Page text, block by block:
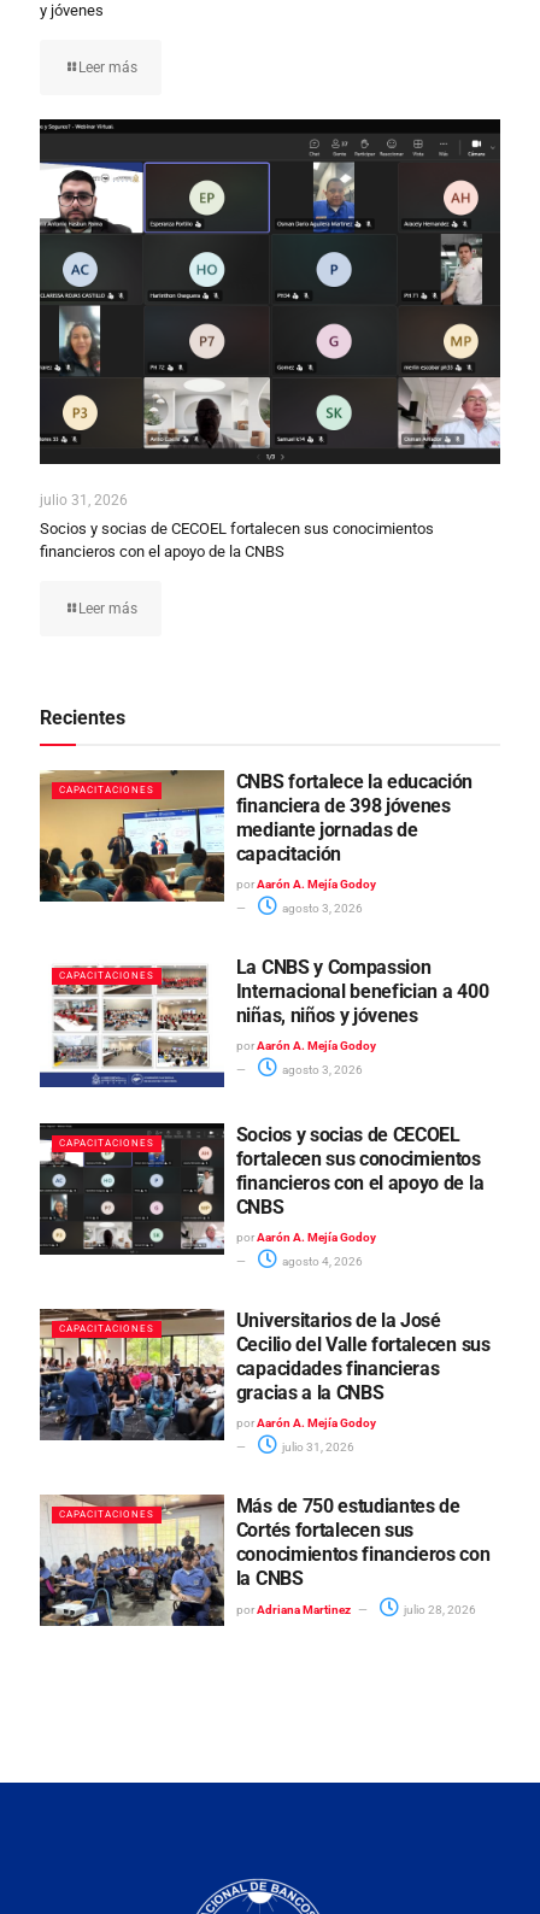
y jóvenes
Leer más
julio 31, 2026
Socios y socias de CECOEL fortalecen sus conocimientos
financieros con el apoyo de la CNBS
Leer más
Recientes
CAPACITACIONES
CNBS fortalece la educación
financiera de 398 jóvenes
mediante jornadas de
capacitación
por Aarón A. Mejía Godoy
agosto 3, 2026
CAPACITACIONES
La CNBS y Compassion
Internacional benefician a 400
niñas, niños y jóvenes
por Aarón A. Mejía Godoy
agosto 3, 2026
CAPACITACIONES
Socios y socias de CECOEL
fortalecen sus conocimientos
financieros con el apoyo de la
CNBS
por Aarón A. Mejía Godoy
agosto 4, 2026
CAPACITACIONES
Universitarios de la José
Cecilio del Valle fortalecen sus
capacidades financieras
gracias a la CNBS
por Aarón A. Mejía Godoy
julio 31, 2026
CAPACITACIONES
Más de 750 estudiantes de
Cortés fortalecen sus
conocimientos financieros con
la CNBS
por Adriana Martinez julio 28, 2026